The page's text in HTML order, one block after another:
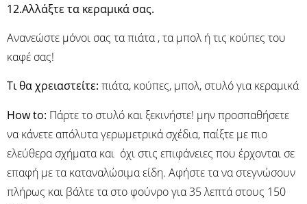
12.Αλλάξτε τα κεραμικά σας.
Ανανεώστε μόνοι σας τα πιάτα , τα μπολ ή τις κούπες του
καφέ σας!
Τι θα χρειαστείτε: πιάτα, κούπες, μπολ, στυλό για κεραμικά
How to: Πάρτε το στυλό και ξεκινήστε! μην προσπαθήσετε
να κάνετε απόλυτα γερωμετρικά σχέδια, παίξτε με πιο
ελεύθερα σχήματα και όχι στις επιφάνειες που έρχονται σε
επαφή με τα καταναλώσιμα είδη. Αφήστε τα να στεγνώσουν
πλήρως και βάλτε τα στο φούνρο για 35 λεπτά στους 150